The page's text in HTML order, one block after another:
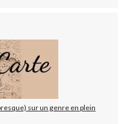
sur un genre en plein